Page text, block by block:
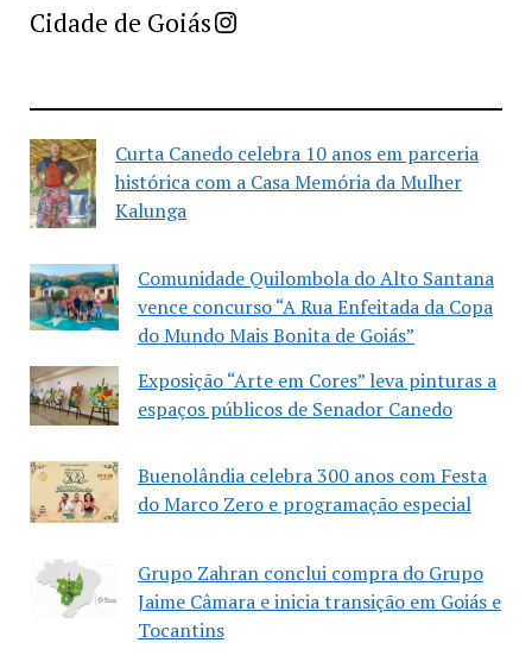
Cidade de GoiásImprensa Criativa da Cidade de Goiás
Curta Canedo celebra 10 anos em parceria
histórica com a Casa Memória da Mulher
Kalunga
Comunidade Quilombola do Alto Santana
vence concurso “A Rua Enfeitada da Copa
do Mundo Mais Bonita de Goiás”
Exposição “Arte em Cores” leva pinturas a
espaços públicos de Senador Canedo
Buenolândia celebra 300 anos com Festa
do Marco Zero e programação especial
Grupo Zahran conclui compra do Grupo
Jaime Câmara e inicia transição em Goiás e
Tocantins